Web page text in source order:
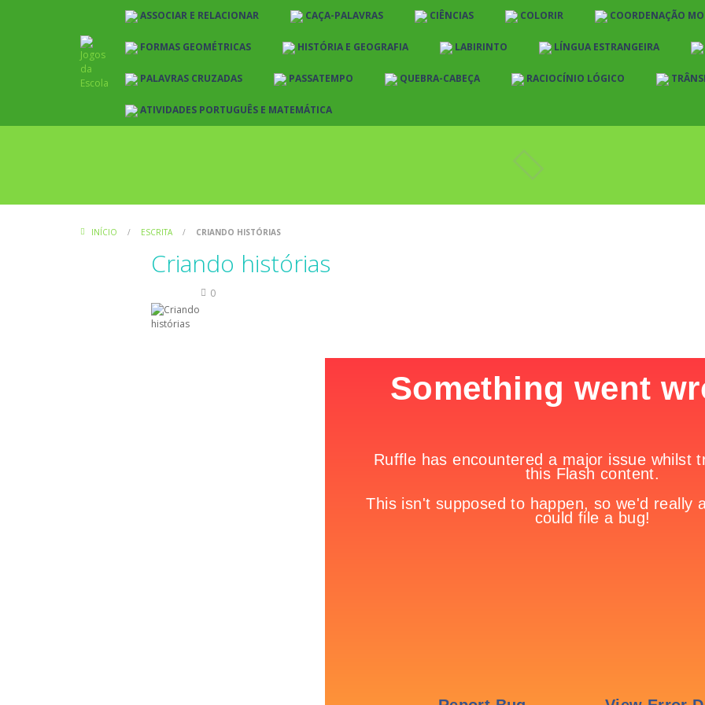
ASSOCIAR E RELACIONAR CAÇA-PALAVRAS CIÊNCIAS COLORIR COORDENAÇÃO
FORMAS GEOMÉTRICAS HISTÓRIA E GEOGRAFIA LABIRINTO LÍNGUA ESTRANGEIRA
PALAVRAS CRUZADAS PASSATEMPO QUEBRA-CABEÇA RACIOCÍNIO LÓGICO
ATIVIDADES PORTUGUÊS E MATEMÁTICA
INÍCIO / ESCRITA / CRIANDO HISTÓRIAS
Criando histórias
0